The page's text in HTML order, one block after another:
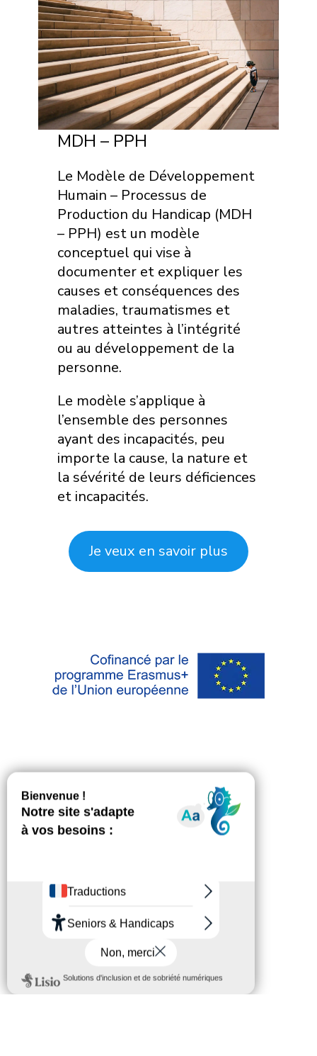
MDH – PPH
Le Modèle de Développement
Humain – Processus de
Production du Handicap (MDH
– PPH) est un modèle
conceptuel qui vise à
documenter et expliquer les
causes et conséquences des
maladies, traumatismes et
autres atteintes à l’intégrité
ou au développement de la
personne.
Le modèle s’applique à
l’ensemble des personnes
ayant des incapacités, peu
importe la cause, la nature et
la sévérité de leurs déficiences
et incapacités.
Je veux en savoir plus